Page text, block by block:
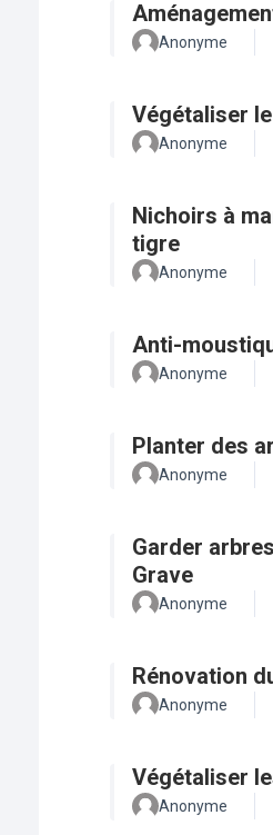
Anonyme
Végétaliser
Anonyme
Nichoirs à
tigre
Anonyme
Anti-
Anonyme
Planter des
Anonyme
Garder
Grave
Anonyme
Rénovation
Anonyme
Végétaliser
Anonyme